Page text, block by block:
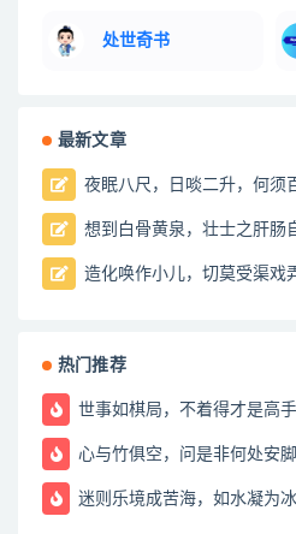
处世奇书
最新文章
夜眠八尺，日啖二升，何须
想到白骨黄泉，壮士之肝肠
造化唤作小儿，切莫受渠戏
热门推荐
世事如棋局，不着得才是高
心与竹俱空，问是非何处安
迷则乐境成苦海，如水凝为